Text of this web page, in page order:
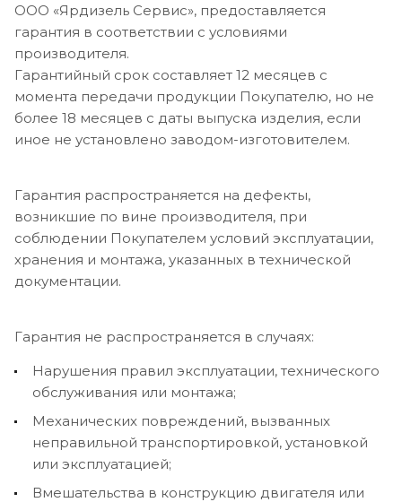
ООО «Ярдизель Сервис», предоставляется
гарантия в соответствии с условиями
производителя.
Гарантийный срок составляет 12 месяцев с
момента передачи продукции Покупателю, но не
более 18 месяцев с даты выпуска изделия, если
иное не установлено заводом-изготовителем.
Гарантия распространяется на дефекты,
возникшие по вине производителя, при
соблюдении Покупателем условий эксплуатации,
хранения и монтажа, указанных в технической
документации.
Гарантия не распространяется в случаях:
Нарушения правил эксплуатации, технического
обслуживания или монтажа;
Механических повреждений, вызванных
неправильной транспортировкой, установкой
или эксплуатацией;
Вмешательства в конструкцию двигателя или